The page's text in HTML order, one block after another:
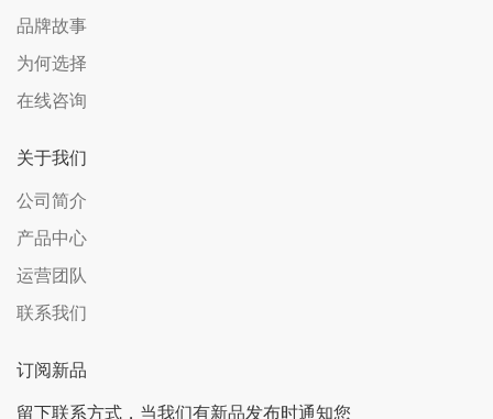
品牌故事
为何选择
在线咨询
关于我们
公司简介
产品中心
运营团队
联系我们
订阅新品
留下联系方式，当我们有新品发布时通知您